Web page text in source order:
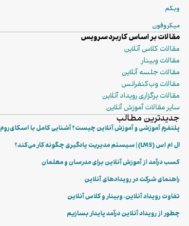
وبکم
میکروفون
مقالات بر اساس کاربرد سرویس
مقالات کلاس آنلاین
مقالات وبینار
مقالات جلسه آنلاین
مقالات وب‌کنفرانس
مقالات برگزاری رویداد آنلاین
سایر مقالات آموزش آنلاین
جدیدترین مطالب
پلتفرم آموزشی و آموزش آنلاین چیست؟ آشنایی کامل با اسکای‌روم
ال ام اس (LMS) | سیستم مدیریت یادگیری چگونه کار می‌کند؟
کسب درآمد از آموزش آنلاین برای مدرسان و معلمان
راهنمای شرکت در رویدادهای آنلاین
تفاوت رویداد آنلاین، وبینار و کلاس آنلاین
چطور از رویداد آنلاین درآمد پایدار بسازیم